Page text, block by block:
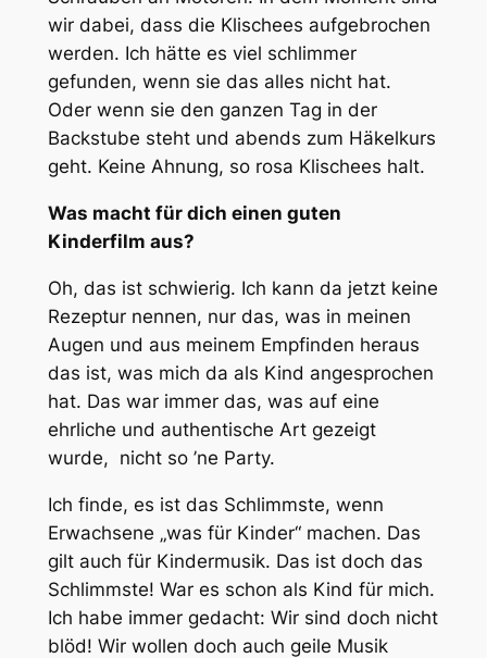
wir dabei, dass die Klischees aufgebrochen
werden. Ich hätte es viel schlimmer
gefunden, wenn sie das alles nicht hat.
Oder wenn sie den ganzen Tag in der
Backstube steht und abends zum Häkelkurs
geht. Keine Ahnung, so rosa Klischees halt.
Was macht für dich einen guten
Kinderfilm aus?
Oh, das ist schwierig. Ich kann da jetzt keine
Rezeptur nennen, nur das, was in meinen
Augen und aus meinem Empfinden heraus
das ist, was mich da als Kind angesprochen
hat. Das war immer das, was auf eine
ehrliche und authentische Art gezeigt
wurde, nicht so ’ne Party.
Ich finde, es ist das Schlimmste, wenn
Erwachsene „was für Kinder“ machen. Das
gilt auch für Kindermusik. Das ist doch das
Schlimmste! War es schon als Kind für mich.
Ich habe immer gedacht: Wir sind doch nicht
blöd! Wir wollen doch auch geile Musik